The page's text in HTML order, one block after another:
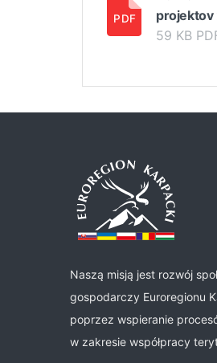
59 KB
Naszą misją jest rozwój
gospodarczy Euroregionu
poprzez wspieranie
w zakresie współpracy